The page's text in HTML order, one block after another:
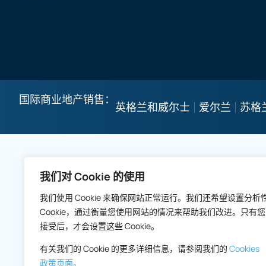
我们对 Cookie 的使用
我们使用 Cookie 来确保网站正常运行。我们还希望设置分析
Cookie，通过衡量您使用网站的情况来帮助我们改进。只有您
接受后，才会设置这些 Cookie。
有关我们的 Cookie 的更多详细信息，请参阅我们的 Cookies
政策页面。
国际商业地产销售：
英格兰和威尔士 爱尔兰 苏格